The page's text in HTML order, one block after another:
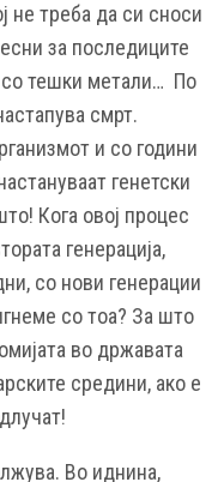
не треба да си сноси
за последиците
со тешки метали… По
смрт.
и со години
генетски
Кога овој процес
генерација,
со нови генерации
со тоа? За што
во државата
средини, ако е
Во иднина,